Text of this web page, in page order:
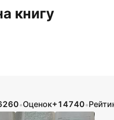
книгу
•Оценок+14740•